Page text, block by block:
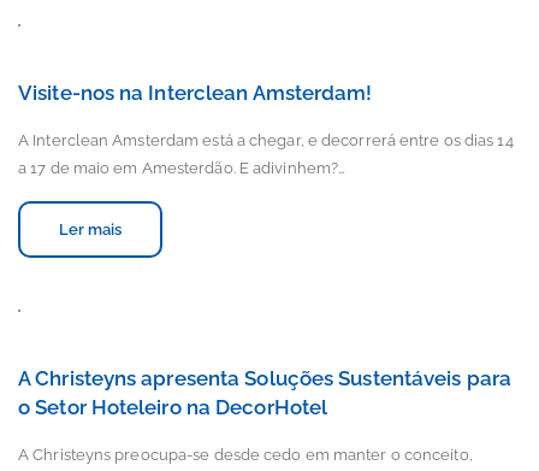
Visite-nos na Interclean Amsterdam!
A Interclean Amsterdam está a chegar, e decorrerá entre os dias 14
a 17 de maio em Amesterdão. E adivinhem?…
Ler mais
A Christeyns apresenta Soluções Sustentáveis para
o Setor Hoteleiro na DecorHotel
A Christeyns preocupa-se desde cedo em manter o conceito,